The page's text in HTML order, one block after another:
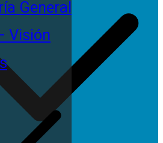
General
Visión